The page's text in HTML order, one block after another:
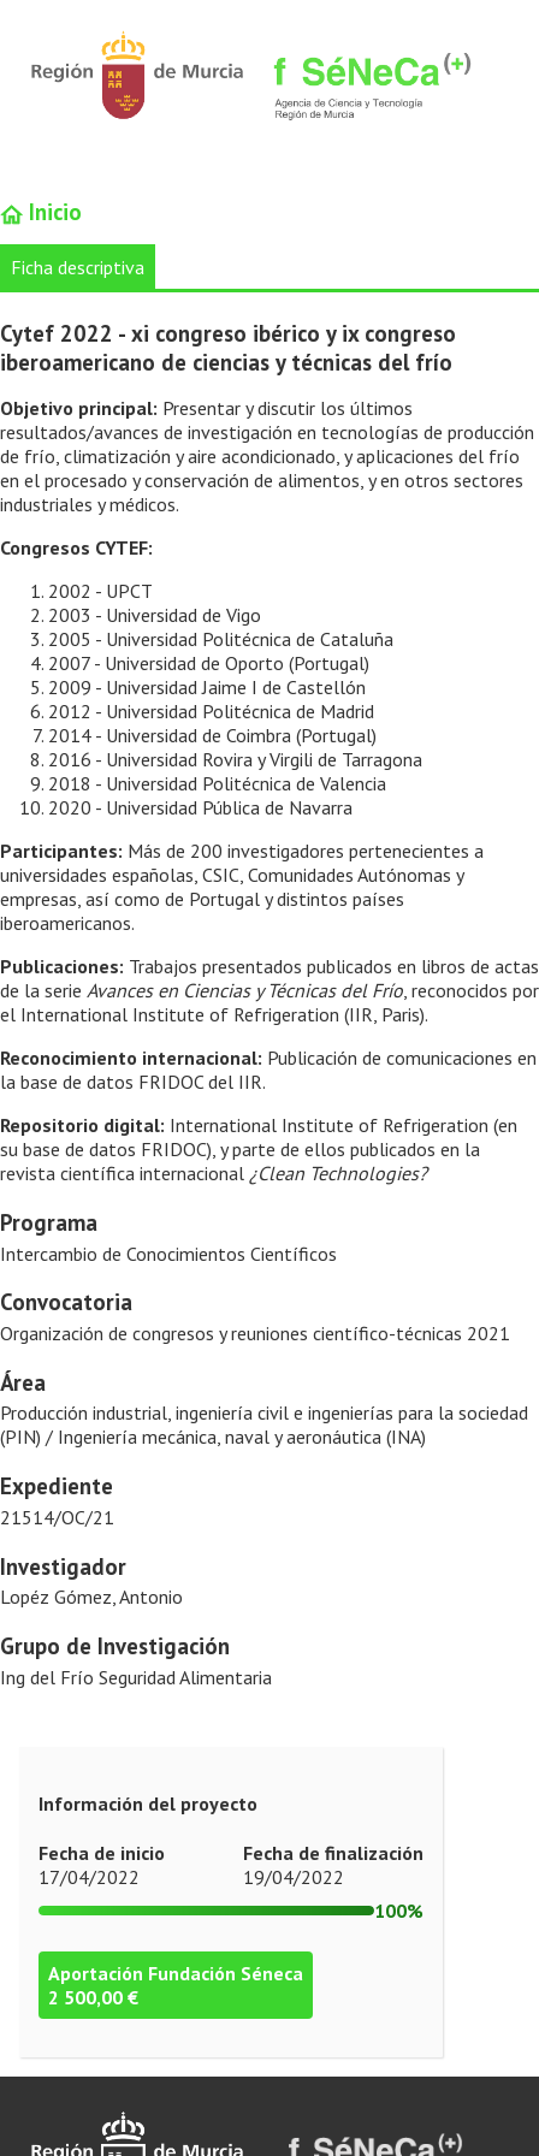
Inicio
Ficha descriptiva
Cytef 2022 - xi congreso ibérico y ix congreso
iberoamericano de ciencias y técnicas del frío
Objetivo principal: Presentar y discutir los últimos
resultados/avances de investigación en tecnologías de producción
de frío, climatización y aire acondicionado, y aplicaciones del frío
en el procesado y conservación de alimentos, y en otros sectores
industriales y médicos.
Congresos CYTEF:
2002 - UPCT
2003 - Universidad de Vigo
2005 - Universidad Politécnica de Cataluña
2007 - Universidad de Oporto (Portugal)
2009 - Universidad Jaime I de Castellón
2012 - Universidad Politécnica de Madrid
2014 - Universidad de Coimbra (Portugal)
2016 - Universidad Rovira y Virgili de Tarragona
2018 - Universidad Politécnica de Valencia
2020 - Universidad Pública de Navarra
Participantes: Más de 200 investigadores pertenecientes a
universidades españolas, CSIC, Comunidades Autónomas y
empresas, así como de Portugal y distintos países
iberoamericanos.
Publicaciones: Trabajos presentados publicados en libros de actas
de la serie Avances en Ciencias y Técnicas del Frío, reconocidos por
el International Institute of Refrigeration (IIR, Paris).
Reconocimiento internacional: Publicación de comunicaciones en
la base de datos FRIDOC del IIR.
Repositorio digital: International Institute of Refrigeration (en
su base de datos FRIDOC), y parte de ellos publicados en la
revista científica internacional ¿Clean Technologies?
Programa
Intercambio de Conocimientos Científicos
Convocatoria
Organización de congresos y reuniones científico-técnicas 2021
Área
Producción industrial, ingeniería civil e ingenierías para la sociedad
(PIN) / Ingeniería mecánica, naval y aeronáutica (INA)
Expediente
21514/OC/21
Investigador
Lopéz Gómez, Antonio
Grupo de Investigación
Ing del Frío Seguridad Alimentaria
Información del proyecto
Fecha de inicio
17/04/2022
Fecha de finalización
19/04/2022
100%
Aportación Fundación Séneca
2 500,00 €